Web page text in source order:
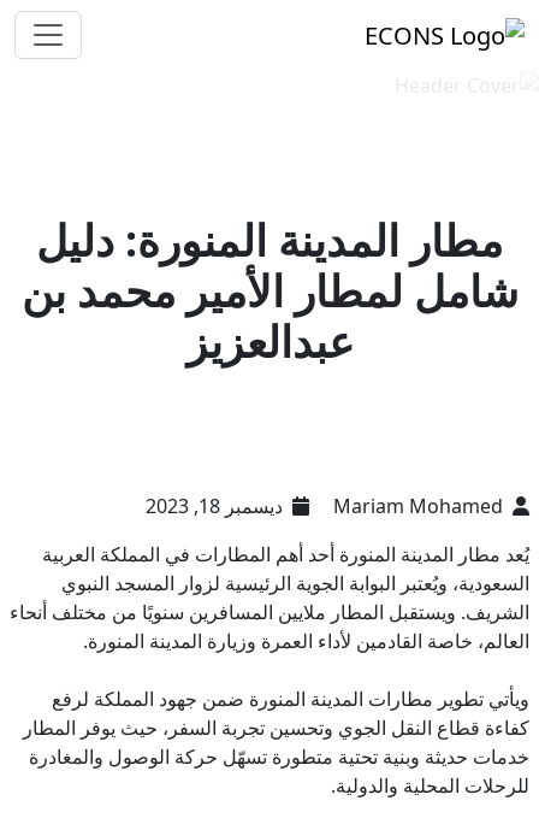
مطار المدينة المنورة: دليل
شامل لمطار الأمير محمد بن
عبدالعزيز
ديسمبر 18, 2023
يُعد مطار المدينة المنورة أحد أهم المطارات في المملكة العربية
السعودية، ويُعتبر البوابة الجوية الرئيسية لزوار المسجد النبوي
الشريف. ويستقبل المطار ملايين المسافرين سنويًا من مختلف أنحاء
العالم، خاصة القادمين لأداء العمرة وزيارة المدينة المنورة.
ويأتي تطوير مطارات المدينة المنورة ضمن جهود المملكة لرفع
كفاءة قطاع النقل الجوي وتحسين تجربة السفر، حيث يوفر المطار
خدمات حديثة وبنية تحتية متطورة تسهّل حركة الوصول والمغادرة
للرحلات المحلية والدولية.